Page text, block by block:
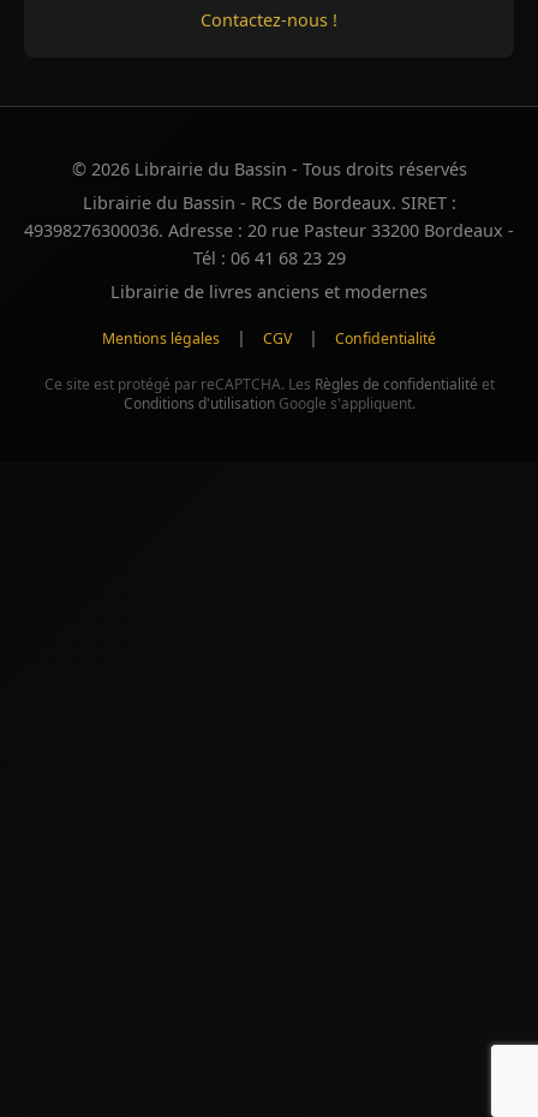
Contactez-nous !
© 2026 Librairie du Bassin - Tous droits réservés
Librairie du Bassin - RCS de Bordeaux. SIRET :
49398276300036. Adresse : 20 rue Pasteur 33200 Bordeaux -
Tél : 06 41 68 23 29
Librairie de livres anciens et modernes
Mentions légales | CGV | Confidentialité
Ce site est protégé par reCAPTCHA. Les Règles de confidentialité et
Conditions d'utilisationGoogle s'appliquent.